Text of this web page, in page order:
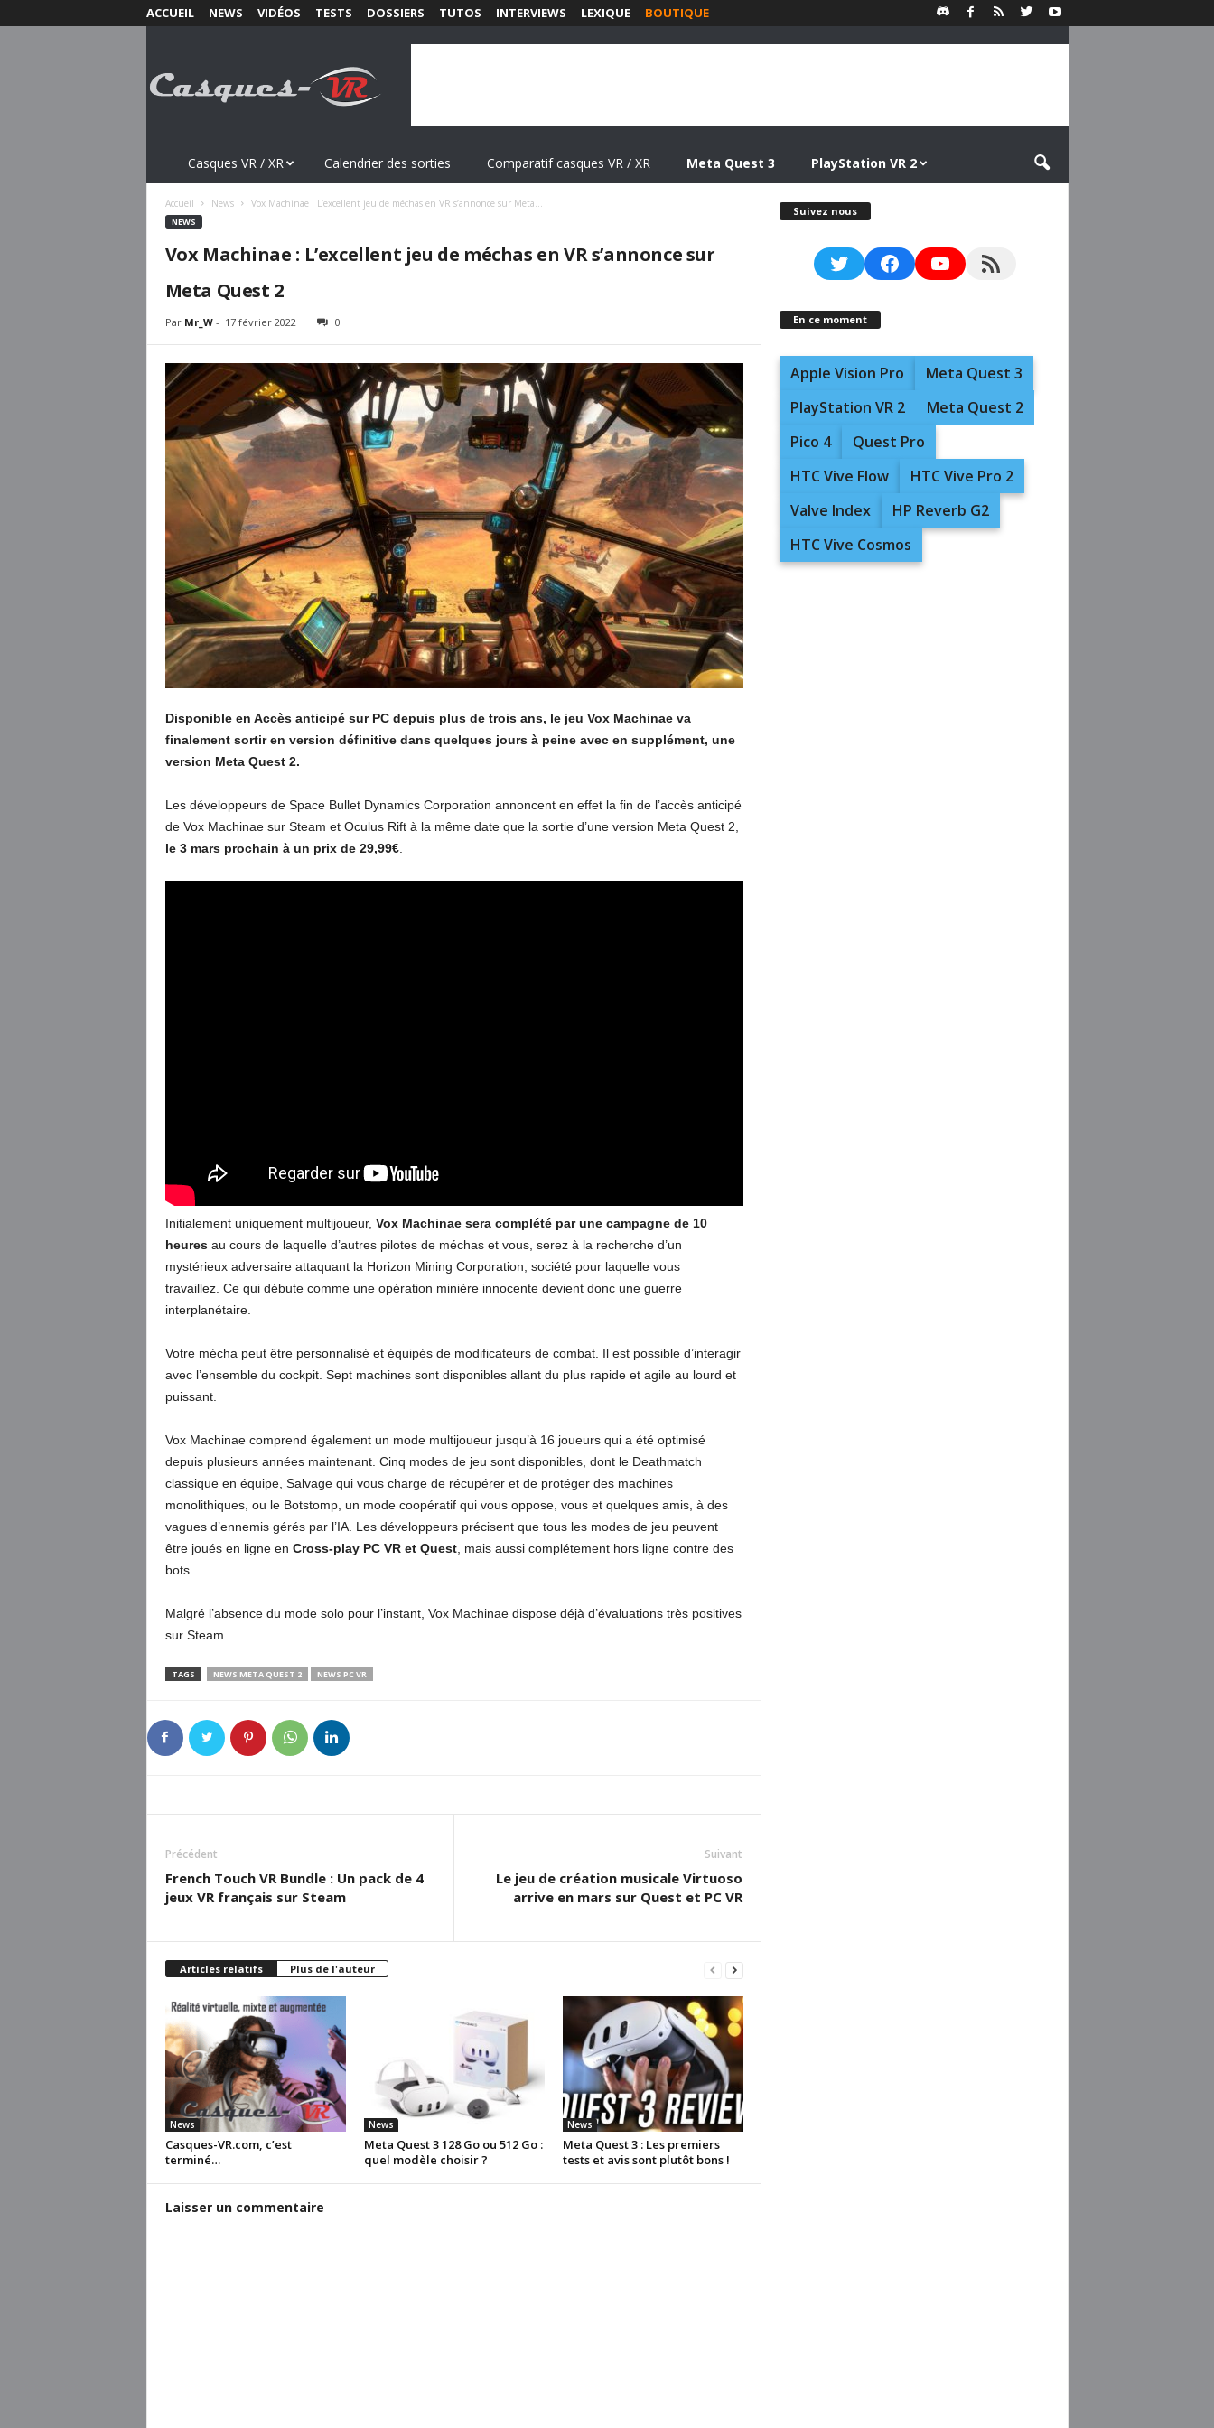
ACCUEIL NEWS VIDÉOS TESTS DOSSIERS TUTOS INTERVIEWS LEXIQUE BOUTIQUE
s
Casques VR / XR Calendrier des sorties Comparatif casques VR / XR Meta Quest 3 PlayStation VR 2
Accueil News Vox Machinae : L’excellent jeu de méchas en VR s’annonce sur Meta...
NEWS
Vox Machinae : L’excellent jeu de méchas en VR s’annonce sur
Meta Quest 2
Par Mr_W- 17 février 2022 0
Disponible en Accès anticipé sur PC depuis plus de trois ans, le jeu Vox Machinae va
finalement sortir en version définitive dans quelques jours à peine avec en supplément, une
version Meta Quest 2.
Les développeurs de Space Bullet Dynamics Corporation annoncent en effet la fin de l’accès anticipé
de Vox Machinae sur Steam et Oculus Rift à la même date que la sortie d’une version Meta Quest 2,
le 3 mars prochain à un prix de 29,99€.
Initialement uniquement multijoueur, Vox Machinae sera complété par une campagne de 10
heuresau cours de laquelle d’autres pilotes de méchas et vous, serez à la recherche d’un
mystérieux adversaire attaquant la Horizon Mining Corporation, société pour laquelle vous
travaillez. Ce qui débute comme une opération minière innocente devient donc une guerre
interplanétaire.
Votre mécha peut être personnalisé et équipés de modificateurs de combat. Il est possible d’interagir
avec l’ensemble du cockpit. Sept machines sont disponibles allant du plus rapide et agile au lourd et
puissant.
Vox Machinae comprend également un mode multijoueur jusqu’à 16 joueurs qui a été optimisé
depuis plusieurs années maintenant. Cinq modes de jeu sont disponibles, dont le Deathmatch
classique en équipe, Salvage qui vous charge de récupérer et de protéger des machines
monolithiques, ou le Botstomp, un mode coopératif qui vous oppose, vous et quelques amis, à des
vagues d’ennemis gérés par l’IA. Les développeurs précisent que tous les modes de jeu peuvent
être joués en ligne en Cross-play PC VR et Quest, mais aussi complétement hors ligne contre des
bots.
Malgré l’absence du mode solo pour l’instant, Vox Machinae dispose déjà d’évaluations très positives
sur Steam.
TAGS NEWS META QUEST 2 NEWS PC VR
Précédent
French Touch VR Bundle : Un pack de 4
jeux VR français sur Steam
Suivant
Le jeu de création musicale Virtuoso
arrive en mars sur Quest et PC VR
Articles relatifs Plus de l'auteur
News
Casques-VR.com, c’est
terminé…
News
Meta Quest 3 128 Go ou 512 Go :
quel modèle choisir ?
News
Meta Quest 3 : Les premiers
tests et avis sont plutôt bons !
Laisser un commentaire
Suivez nous
TwitterFacebookYouTubeRSS Feed
En ce moment
Apple Vision Pro
Meta Quest 3
PlayStation VR 2
Meta Quest 2
Pico 4
Quest Pro
HTC Vive Flow
HTC Vive Pro 2
Valve Index
HP Reverb G2
HTC Vive Cosmos